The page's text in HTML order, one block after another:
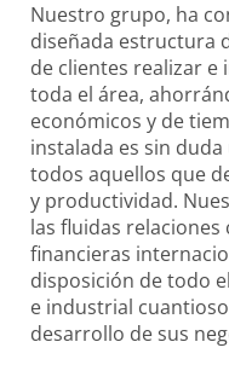
Nuestro grupo, ha
diseñada estructura
de clientes realizar e
toda el área,
económicos y de
instalada es sin
todos aquellos que
y productividad.
las fluidas
financieras
disposición de todo
e industrial
desarrollo de sus